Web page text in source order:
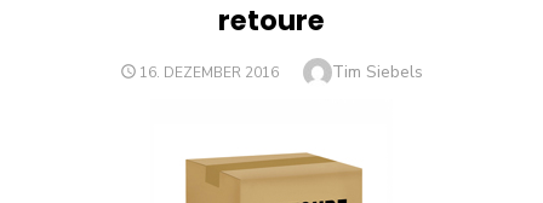
retoure
POSTED
16. DEZEMBER 2016 Author
Tim Siebels